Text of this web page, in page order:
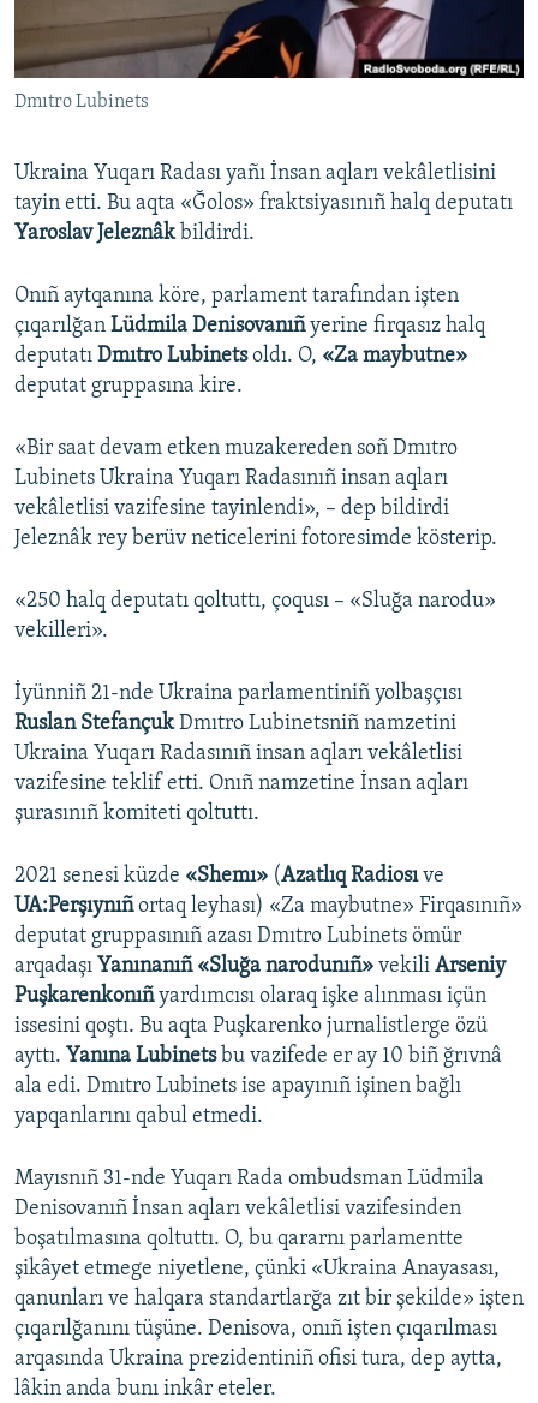
Українською
Dmıtro Lubinets
Ukraina Yuqarı Radası yañı İnsan aqları vekâletlisini
tayin etti. Bu aqta «Ğolos» fraktsiyasınıñ halq deputatı
Yaroslav Jeleznâkbildirdi.
Onıñ aytqanına köre, parlament tarafından işten
çıqarılğan Lüdmila Denisovanıñyerine firqasız halq
deputatı Dmıtro Lubinetsoldı. O, «Za maybutne»
deputat gruppasına kire.
«Bir saat devam etken muzakereden soñ Dmıtro
Lubinets Ukraina Yuqarı Radasınıñ insan aqları
vekâletlisi vazifesine tayinlendi», – dep bildirdi
Jeleznâk rey berüv neticelerini fotoresimde kösterip.
«250 halq deputatı qoltuttı, çoqusı – «Sluğa narodu»
vekilleri».
İyünniñ 21-nde Ukraina parlamentiniñ yolbaşçısı
Ruslan StefançukDmıtro Lubinetsniñ namzetini
Ukraina Yuqarı Radasınıñ insan aqları vekâletlisi
vazifesine teklif etti. Onıñ namzetine İnsan aqları
şurasınıñ komiteti qoltuttı.
2021 senesi küzde «Shemı» (Azatlıq Radiosıve
UA:Perşıynıñortaq leyhası) «Za maybutne» Firqasınıñ»
deputat gruppasınıñ azası Dmıtro Lubinets ömür
arqadaşı Yanınanıñ «Sluğa narodunıñ» vekili Arseniy
Puşkarenkonıñyardımcısı olaraq işke alınması içün
issesini qoştı. Bu aqta Puşkarenko jurnalistlerge özü
ayttı. Yanına Lubinets bu vazifede er ay 10 biñ ğrıvnâ
ala edi. Dmıtro Lubinets ise apayınıñ işinen bağlı
yapqanlarını qabul etmedi.
Mayısnıñ 31-nde Yuqarı Rada ombudsman Lüdmila
Denisovanıñ İnsan aqları vekâletlisi vazifesinden
boşatılmasına qoltuttı. O, bu qararnı parlamentte
şikâyet etmege niyetlene, çünki «Ukraina Anayasası,
qanunları ve halqara standartlarğa zıt bir şekilde» işten
çıqarılğanını tüşüne. Denisova, onıñ işten çıqarılması
arqasında Ukraina prezidentiniñ ofisi tura, dep aytta,
lâkin anda bunı inkâr eteler.